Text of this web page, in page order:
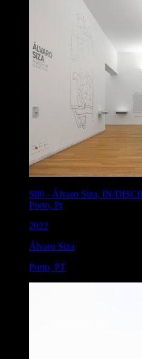
S80 - Álvaro Siza, IN/
Porto, Pt
2022
Álvaro Siza
Porto, PT